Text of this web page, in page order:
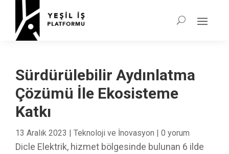
Sürdürülebilir Aydınlatma
Çözümü İle Ekosisteme
Katkı
13 Aralık 2023 | Teknoloji ve İnovasyon | 0 yorum
Dicle Elektrik, hizmet bölgesinde bulunan 6 ilde